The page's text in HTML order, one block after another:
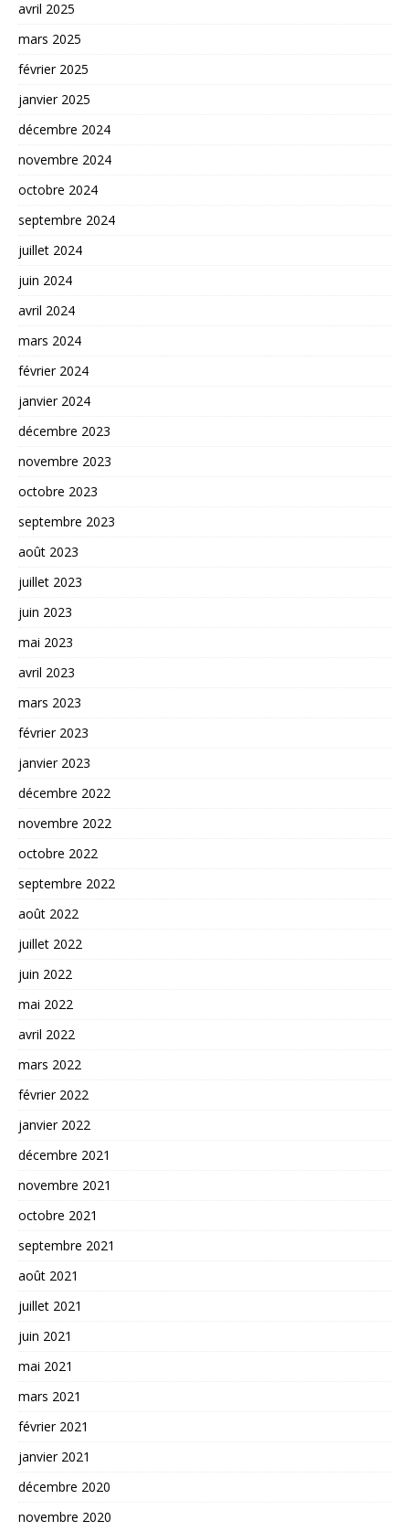
avril 2025
mars 2025
février 2025
janvier 2025
décembre 2024
novembre 2024
octobre 2024
septembre 2024
juillet 2024
juin 2024
avril 2024
mars 2024
février 2024
janvier 2024
décembre 2023
novembre 2023
octobre 2023
septembre 2023
août 2023
juillet 2023
juin 2023
mai 2023
avril 2023
mars 2023
février 2023
janvier 2023
décembre 2022
novembre 2022
octobre 2022
septembre 2022
août 2022
juillet 2022
juin 2022
mai 2022
avril 2022
mars 2022
février 2022
janvier 2022
décembre 2021
novembre 2021
octobre 2021
septembre 2021
août 2021
juillet 2021
juin 2021
mai 2021
mars 2021
février 2021
janvier 2021
décembre 2020
novembre 2020